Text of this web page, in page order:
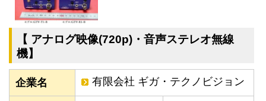
【 アナログ映像(720p)・音声ステレオ無線
機】
企業名 有限会社 ギガ・テクノビジョン